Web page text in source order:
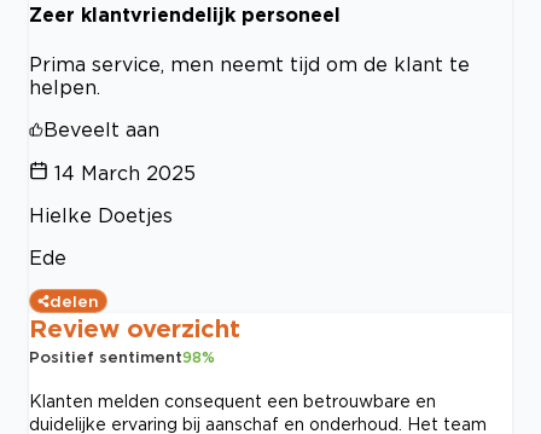
Zeer klantvriendelijk personeel
Prima service, men neemt tijd om de klant te
helpen.
Beveelt aan
14 March 2025
Hielke Doetjes
Ede
delen
Review overzicht
Positief sentiment98%
Klanten melden consequent een betrouwbare en
duidelijke ervaring bij aanschaf en onderhoud. Het team